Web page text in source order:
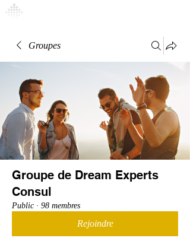
Groupes
Groupe de Dream Experts
Consul
Public · 98 membres
Rejoindre